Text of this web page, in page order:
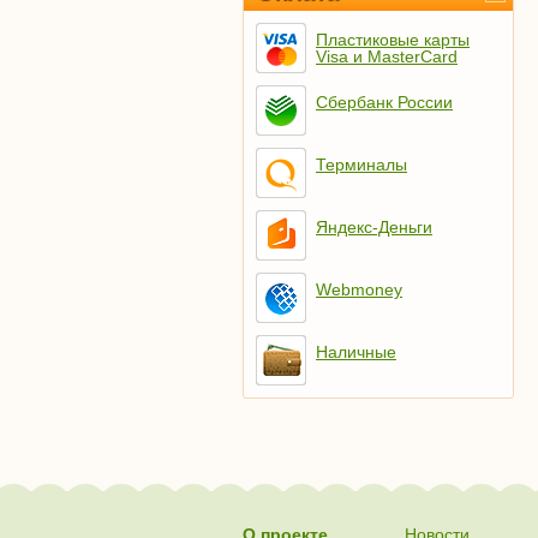
Пластиковые карты
Visa и MasterCard
Сбербанк России
Терминалы
Яндекс-Деньги
Webmoney
Наличные